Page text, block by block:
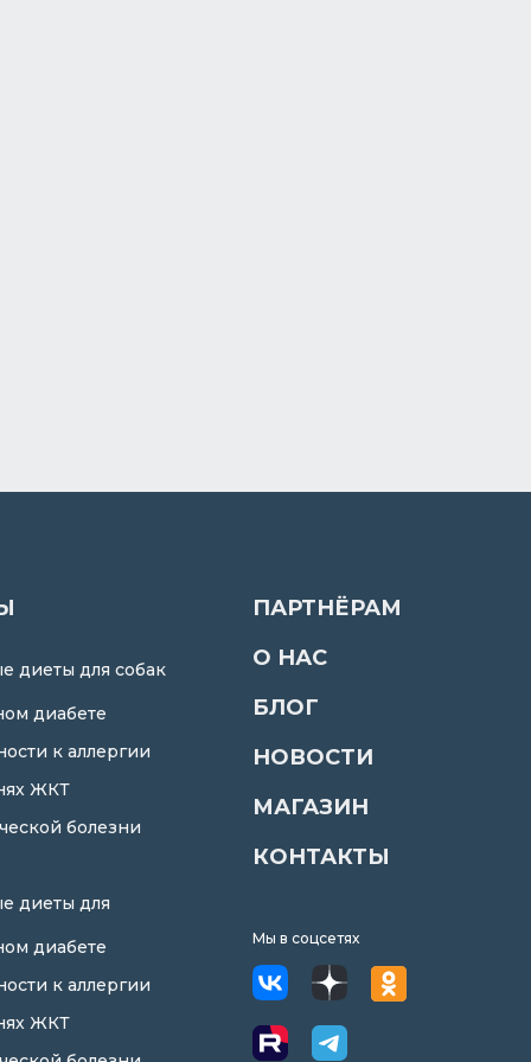
ПАРТНЁРАМ
НОВОСТИ
МАГАЗИН
КОНТАКТЫ
О НАС
БЛОГ
болезни
ЖКТ
к аллергии
диабете
диабете
к аллергии
ЖКТ
диеты для собак
диеты для
Мы в соцсетях